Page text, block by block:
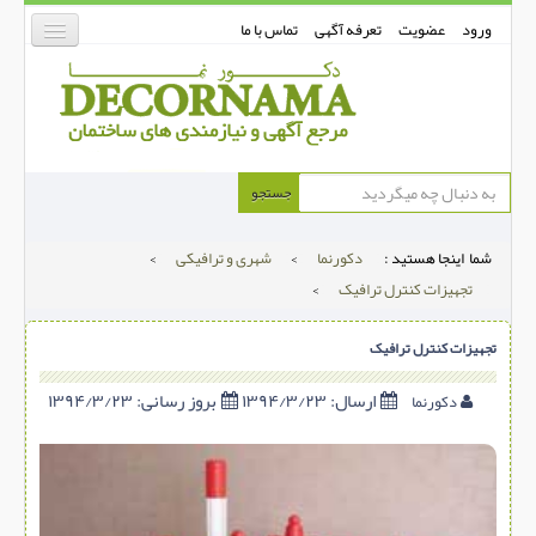
ورود عضویت تعرفه آگهی تماس با ما
دکورنما
دیوارپوش
دکوراسیون داخلی
درب و پنجره
بتن-بتون
شهری ترافیکی
جستجو
شما اینجا هستید : دکورنما > شهری و ترافیکی
>
تجهیزات کنترل ترافیک
>
تجهیزات کنترل ترافیک
دکورنما ارسال:۱۳۹۴/۳/۲۳ بروز رسانی: